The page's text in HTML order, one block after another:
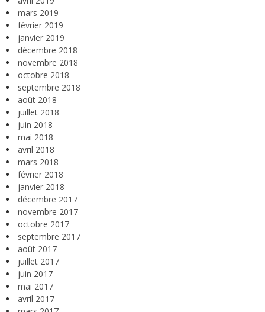
mars 2019
février 2019
janvier 2019
décembre 2018
novembre 2018
octobre 2018
septembre 2018
août 2018
juillet 2018
juin 2018
mai 2018
avril 2018
mars 2018
février 2018
janvier 2018
décembre 2017
novembre 2017
octobre 2017
septembre 2017
août 2017
juillet 2017
juin 2017
mai 2017
avril 2017